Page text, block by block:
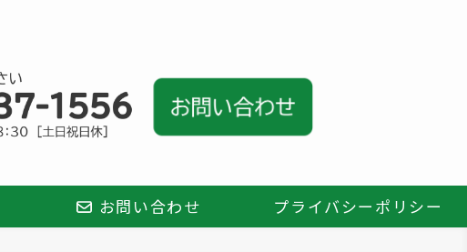
お問い合わせ プライバシーポリシー